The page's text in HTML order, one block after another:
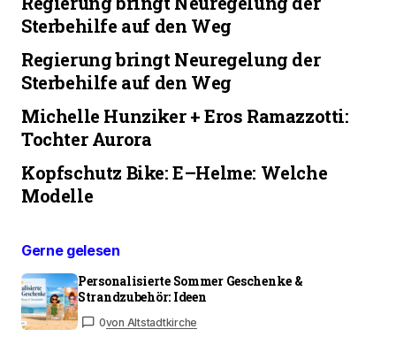
Sterbehilfe auf den Weg
Regierung bringt Neuregelung der
Sterbehilfe auf den Weg
Michelle Hunziker + Eros Ramazzotti:
Tochter Aurora
Kopfschutz Bike: E–Helme: Welche
Modelle
Gerne gelesen
Personalisierte Sommer Geschenke &
Strandzubehör: Ideen
0von Altstadtkirche